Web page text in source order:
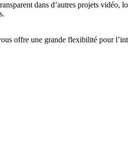
dans d’autres projets vidéo,
offre une grande flexibilité pour